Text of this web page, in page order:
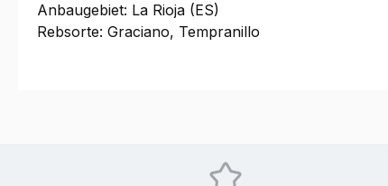
Anbaugebiet: La Rioja (ES)
Rebsorte: Graciano, Tempranillo